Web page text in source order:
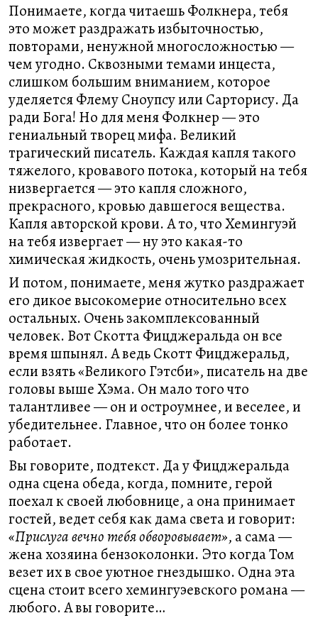
Понимаете, когда читаешь Фолкнера, тебя
это может раздражать избыточностью,
повторами, ненужной многосложностью —
чем угодно. Сквозными темами инцеста,
слишком большим вниманием, которое
уделяется Флему Сноупсу или Сарторису. Да
ради Бога! Но для меня Фолкнер — это
гениальный творец мифа. Великий
трагический писатель. Каждая капля такого
тяжелого, кровавого потока, который на тебя
низвергается — это капля сложного,
прекрасного, кровью давшегося вещества.
Капля авторской крови. А то, что Хемингуэй
на тебя извергает — ну это какая-то
химическая жидкость, очень умозрительная.
И потом, понимаете, меня жутко раздражает
его дикое высокомерие относительно всех
остальных. Очень закомплексованный
человек. Вот Скотта Фицджеральда он все
время шпынял. А ведь Скотт Фицджеральд,
если взять «Великого Гэтсби», писатель на две
головы выше Хэма. Он мало того что
талантливее — он и остроумнее, и веселее, и
убедительнее. Главное, что он более тонко
работает.
Вы говорите, подтекст. Да у Фицджеральда
одна сцена обеда, когда, помните, герой
поехал к своей любовнице, а она принимает
гостей, ведет себя как дама света и говорит:
«Прислуга вечно тебя обворовывает», а сама —
жена хозяина бензоколонки. Это когда Том
везет их в свое уютное гнездышко. Одна эта
сцена стоит всего хемингуэевского романа —
любого. А вы говорите…